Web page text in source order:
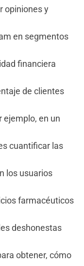
opiniones y
en segmentos
financiera
de clientes
ejemplo, en un
cuantificar las
los usuarios
farmacéuticos
deshonestas
obtener, cómo